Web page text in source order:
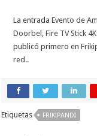
La entradaEvento de
Doorbel, Fire TV Stick
publicó primero en
red..
Etiquetas FRIKIPANDI